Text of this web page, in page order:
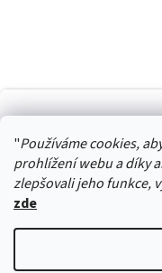
"Používáme cookies,
prohlížení webu a díky
zlepšovali jeho funkce,
zde
Stačí se přihlásit k
Zásady